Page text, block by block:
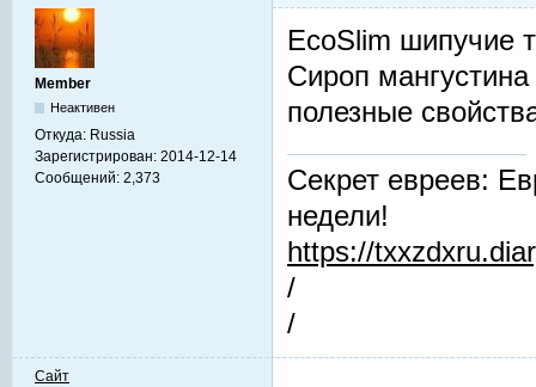
Member
Неактивен
Откуда: Russia
Зарегистрирован: 2014-12-14
Сообщений: 2,373
EcoSlim шипучие
Сироп
полезные
Секрет евреев:
недели!
https://
/
/
Сайт